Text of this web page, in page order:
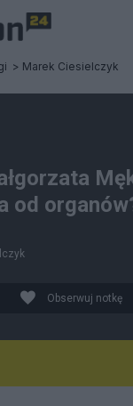
Marek Ciesielczyk
od
Obserwuj notkę